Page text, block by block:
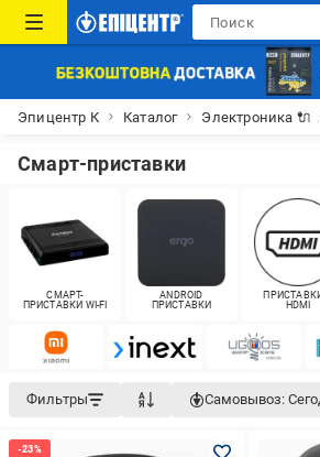
Эпицентр К Каталог Электроника 🔌
Смарт-приставки
СМАРТ-
ПРИСТАВКИ WI-FI
ANDROID
ПРИСТАВКИ
HDMI
Фильтры Самовывоз: